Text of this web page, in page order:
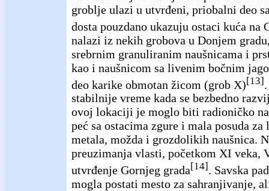
groblje ulazi u utvrđeni, priobalni deo
dosta pouzdano ukazuju ostaci kuća na
nalazi iz nekih grobova u Donjem
srebrnim granuliranim naušnicama i
kao i naušnicom sa livenim bočnim
deo karike obmotan žicom (grob X)[13]
stabilnije vreme kada se bezbedno
ovoj lokaciji je moglo biti radioničko
peć sa ostacima zgure i mala posuda
metala, možda i grozdolikih naušnica.
preuzimanja vlasti, početkom XI veka,
utvrđenje Gornjeg grada[14] . Savska
mogla postati mesto za sahranjivanje,